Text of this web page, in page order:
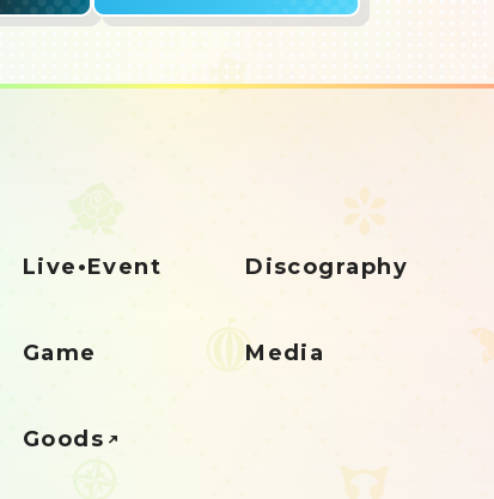
Live•Event Discography
Game Media
Goods